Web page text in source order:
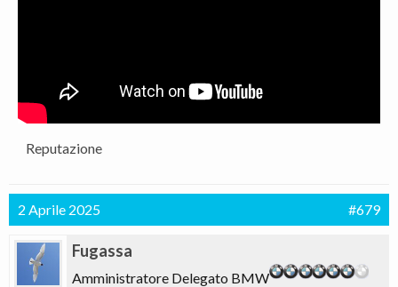
Reputazione
2 Aprile 2025 #679
Fugassa
Amministratore Delegato BMW